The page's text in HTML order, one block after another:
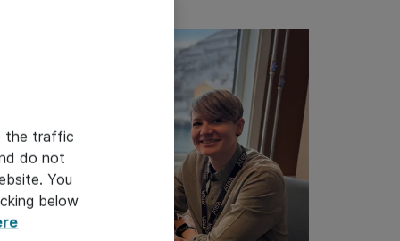
the traffic
do not
You
below